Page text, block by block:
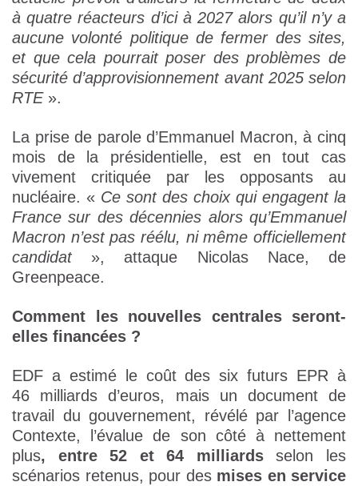
à quatre réacteurs d’ici à 2027 alors qu’il n’y a
aucune volonté politique de fermer des sites,
et que cela pourrait poser des problèmes de
sécurité d’approvisionnement avant 2025 selon
RTE».
La prise de parole d’Emmanuel Macron, à cinq
mois de la présidentielle, est en tout cas
vivement critiquée par les opposants au
nucléaire. « Ce sont des choix qui engagent la
France sur des décennies alors qu’Emmanuel
Macron n’est pas réélu, ni même officiellement
candidat», attaque Nicolas Nace, de
Greenpeace.
Comment les nouvelles centrales seront-
elles financées ?
EDF a estimé le coût des six futurs EPR à
46 milliards d’euros, mais un document de
travail du gouvernement, révélé par l’agence
Contexte, l’évalue de son côté à nettement
plus, entre 52 et 64 milliardsselon les
scénarios retenus, pour des mises en service